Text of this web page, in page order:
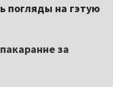
погляды на гэтую
за